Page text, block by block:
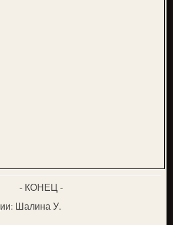
- КОНЕЦ -
Шалина У.